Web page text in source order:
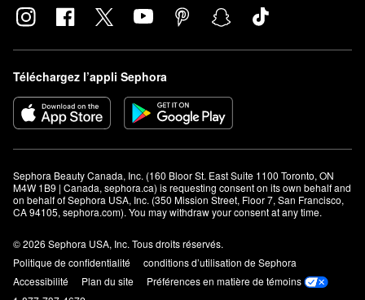
Téléchargez l’appli Sephora
Sephora Beauty Canada, Inc. (160 Bloor St. East Suite 1100 Toronto, ON
M4W 1B9 | Canada, sephora.ca) is requesting consent on its own behalf and
on behalf of Sephora USA, Inc. (350 Mission Street, Floor 7, San Francisco,
CA 94105, sephora.com). You may withdraw your consent at any time.
© 2026 Sephora USA, Inc. Tous droits réservés.
Politique de confidentialité
conditions d’utilisation de Sephora
Accessibilité
Plan du site
Préférences en matière de témoins